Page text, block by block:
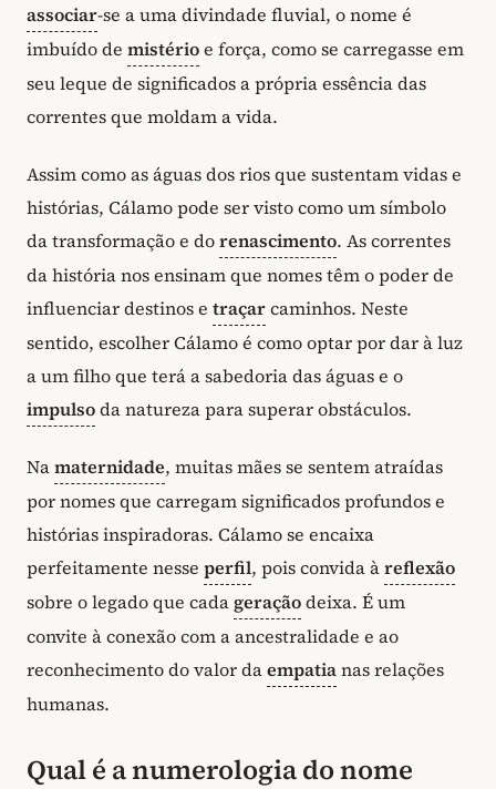
associar-se a uma divindade fluvial, o nome é
imbuído de mistérioe força, como se carregasse em
seu leque de significados a própria essência das
correntes que moldam a vida.
Assim como as águas dos rios que sustentam vidas e
histórias, Cálamo pode ser visto como um símbolo
da transformação e dorenascimento. As correntes
da história nos ensinam que nomes têm o poder de
influenciar destinos e traçarcaminhos. Neste
sentido, escolher Cálamo é como optar por dar à luz
a um filho que terá a sabedoria das águas e o
impulsoda natureza para superar obstáculos.
Namaternidade, muitas mães se sentem atraídas
por nomes que carregam significados profundos e
histórias inspiradoras. Cálamo se encaixa
perfeitamente nesse perfil, pois convida àreflexão
sobre o legado que cadageraçãodeixa. É um
convite à conexão com a ancestralidade e ao
reconhecimento do valor daempatianas relações
humanas.
Qual é a numerologia do nome